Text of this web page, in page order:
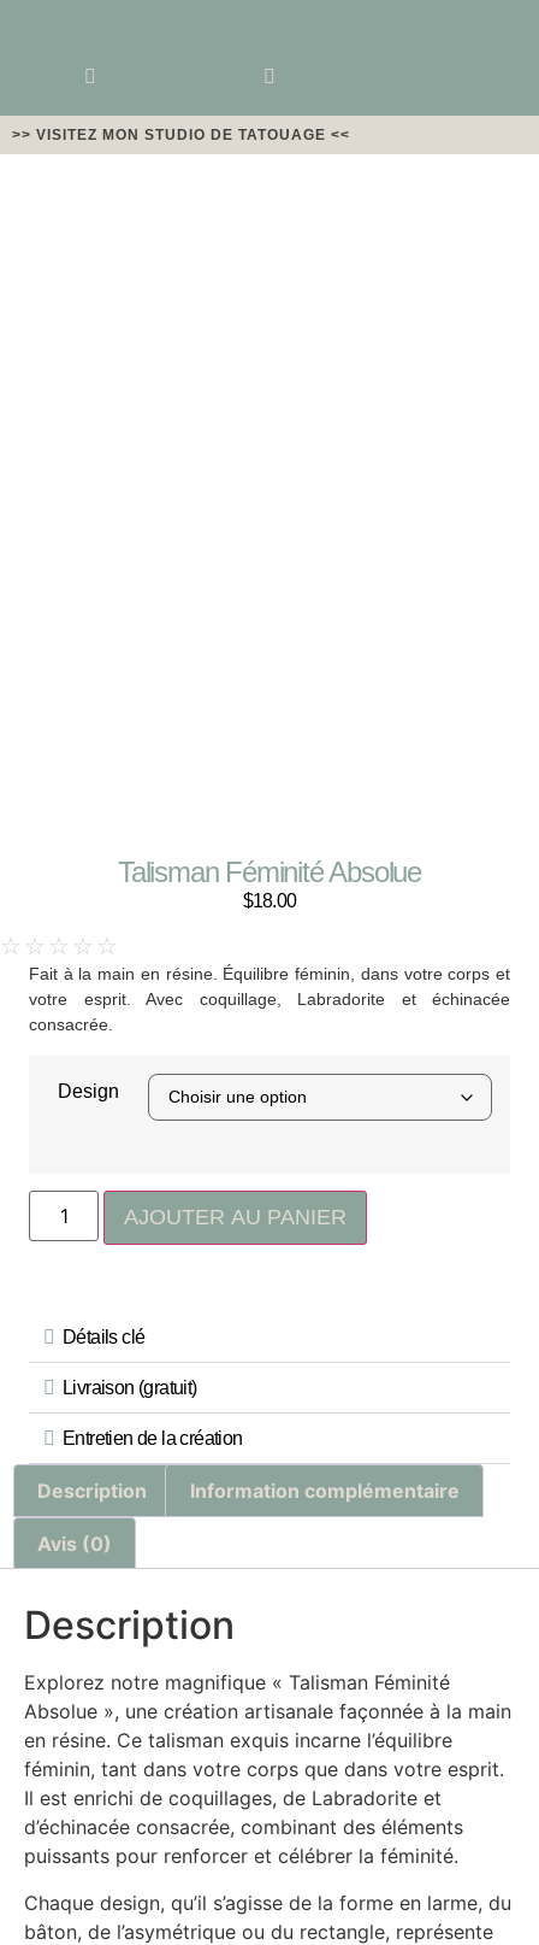
>> VISITEZ MON STUDIO DE TATOUAGE <<
Talisman Féminité Absolue
$18.00
☆ ☆ ☆ ☆ ☆
Fait à la main en résine. Équilibre féminin, dans votre corps et
votre esprit. Avec coquillage, Labradorite et échinacée
consacrée.
Design
AJOUTER AU PANIER
Détails clé
Livraison (gratuit)
Entretien de la création
Description Information complémentaire
Avis (0)
Description
Explorez notre magnifique « Talisman Féminité
Absolue », une création artisanale façonnée à la main
en résine. Ce talisman exquis incarne l’équilibre
féminin, tant dans votre corps que dans votre esprit.
Il est enrichi de coquillages, de Labradorite et
d’échinacée consacrée, combinant des éléments
puissants pour renforcer et célébrer la féminité.
Chaque design, qu’il s’agisse de la forme en larme, du
bâton, de l’asymétrique ou du rectangle, représente